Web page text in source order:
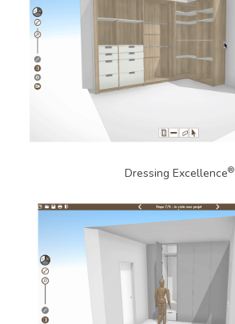
Dressing Excellence®